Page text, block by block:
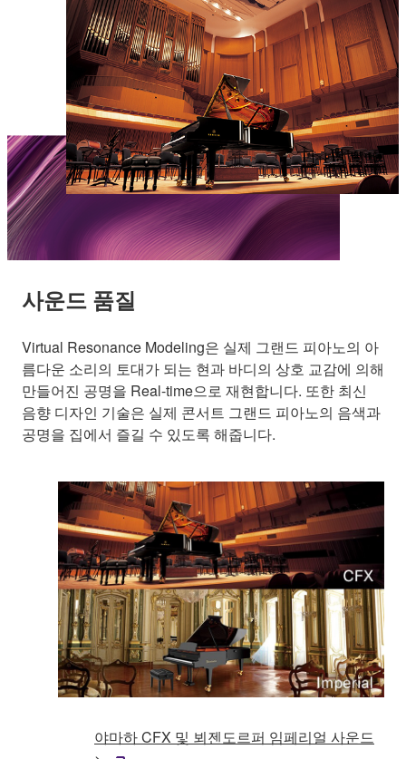
사운드 품질
Virtual Resonance Modeling은 실제 그랜드 피아노의 아
름다운 소리의 토대가 되는 현과 바디의 상호 교감에 의해
만들어진 공명을 Real-time으로 재현합니다. 또한 최신
음향 디자인 기술은 실제 콘서트 그랜드 피아노의 음색과
공명을 집에서 즐길 수 있도록 해줍니다.
야마하 CFX 및 뵈젠도르퍼 임페리얼 사운드